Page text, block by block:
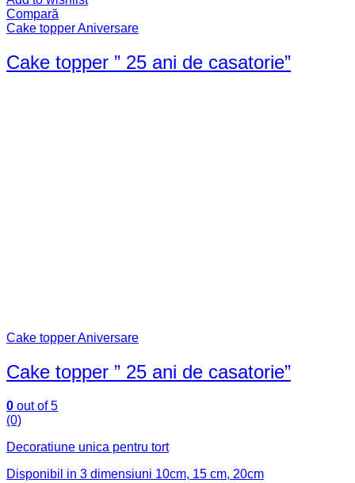
Compară
Cake topper Aniversare
Cake topper ” 25 ani de casatorie”
Cake topper Aniversare
Cake topper ” 25 ani de casatorie”
0 out of 5
(0)
Decoratiune unica pentru tort
Disponibil in 3 dimensiuni 10cm, 15 cm, 20cm